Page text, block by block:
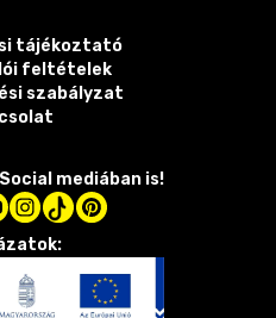
tájékoztató
feltételek
szabályzat
mediában is!